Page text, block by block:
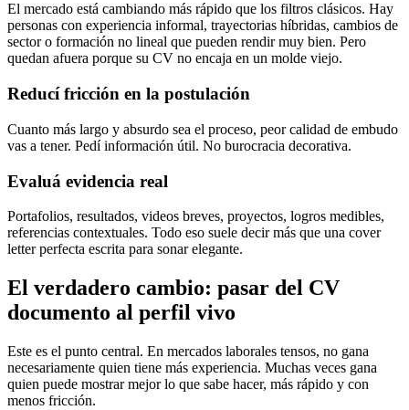
El mercado está cambiando más rápido que los filtros clásicos. Hay
personas con experiencia informal, trayectorias híbridas, cambios de
sector o formación no lineal que pueden rendir muy bien. Pero
quedan afuera porque su CV no encaja en un molde viejo.
Reducí fricción en la postulación
Cuanto más largo y absurdo sea el proceso, peor calidad de embudo
vas a tener. Pedí información útil. No burocracia decorativa.
Evaluá evidencia real
Portafolios, resultados, videos breves, proyectos, logros medibles,
referencias contextuales. Todo eso suele decir más que una cover
letter perfecta escrita para sonar elegante.
El verdadero cambio: pasar del CV
documento al perfil vivo
Este es el punto central. En mercados laborales tensos, no gana
necesariamente quien tiene más experiencia. Muchas veces gana
quien puede mostrar mejor lo que sabe hacer, más rápido y con
menos fricción.